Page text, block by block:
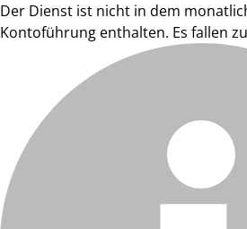
Der Dienst ist nicht in dem
Kontoführung enthalten. Es fallen